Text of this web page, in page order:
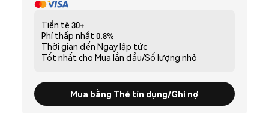
Tiền tệ 30+
Phí thấp nhất 0.8%
Thời gian đến Ngay lập tức
Tốt nhất cho Mua lần đầu/Số lượng nhỏ
Mua bằng Thẻ tín dụng/Ghi nợ